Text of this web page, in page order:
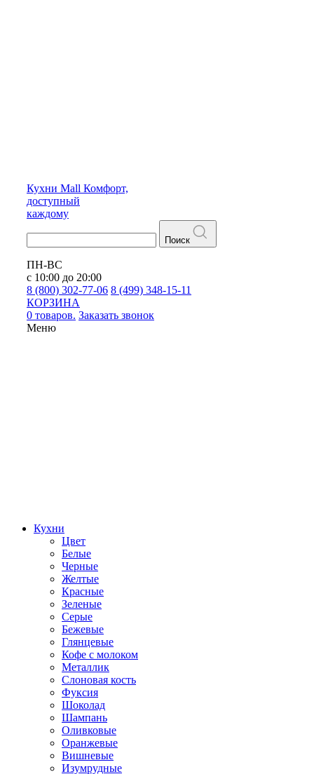
Кухни Mall Комфорт,
доступный
каждому
Поиск
ПН-ВС
с 10:00 до 20:00
8 (800) 302-77-06 8 (499) 348-15-11
КОРЗИНА
0 товаров. Заказать звонок
Меню
Кухни
Цвет
Белые
Черные
Желтые
Красные
Зеленые
Серые
Бежевые
Глянцевые
Кофе с молоком
Металлик
Слоновая кость
Фуксия
Шоколад
Шампань
Оливковые
Оранжевые
Вишневые
Изумрудные